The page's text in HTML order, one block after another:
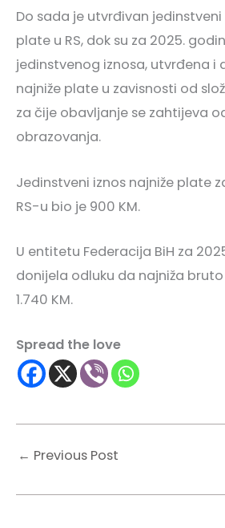
Do sada je utvrđivan jedinstveni
plate u RS, dok su za 2025.
jedinstvenog iznosa, utvrđena i
najniže plate u zavisnosti od
za čije obavljanje se zahtijeva
obrazovanja.
Jedinstveni iznos najniže plate
RS-u bio je 900 KM.
U entitetu Federacija BiH za
donijela odluku da najniža
1.740 KM.
Spread the love
← Previous Post